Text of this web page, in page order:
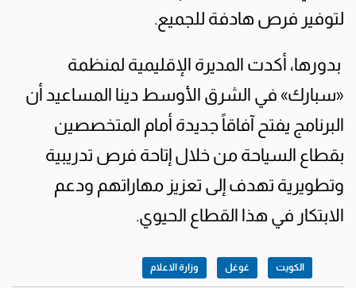
لتوفير فرص هادفة للجميع.
بدورها، أكدت المديرة الإقليمية لمنظمة
«سبارك» في الشرق الأوسط دينا المساعيد أن
البرنامج يفتح آفاقاً جديدة أمام المتخصصين
بقطاع السياحة من خلال إتاحة فرص تدريبية
وتطويرية تهدف إلى تعزيز مهاراتهم ودعم
الابتكار في هذا القطاع الحيوي.
الكويت غوغل وزارة الاعلام